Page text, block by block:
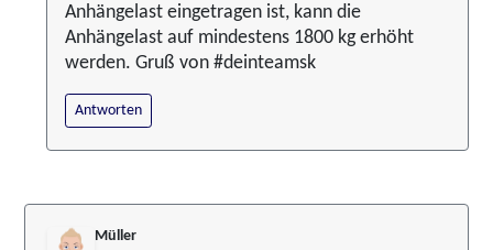
Anhängelast eingetragen ist, kann die
Anhängelast auf mindestens 1800 kg erhöht
werden. Gruß von #deinteamsk
Antworten
Müller